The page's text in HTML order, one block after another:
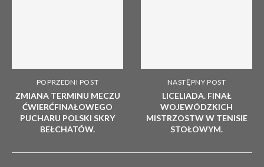
POPRZEDNI POST
ZMIANA TERMINU MECZU
ĆWIERĆFINAŁOWEGO
PUCHARU POLSKI SKRY
BEŁCHATÓW.
NASTĘPNY POST
LICELIADA. FINAŁ
WOJEWÓDZKICH
MISTRZOSTW W TENISIE
STOŁOWYM.